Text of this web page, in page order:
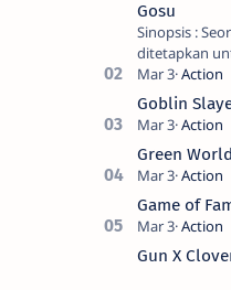
Gosu
Sinopsis : Seorang pemuda yang
ditetapkan
masternya,
kuat sekali
buahn…
Goblin
Green
Game of
Gun X